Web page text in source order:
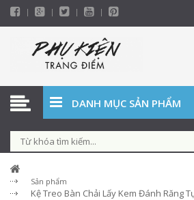
DANH MỤC SẢN PHẨM
Sản phẩm
Kệ Treo Bàn Chải Lấy Kem Đánh Răng